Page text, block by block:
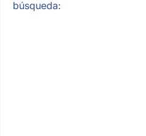
búsqueda: